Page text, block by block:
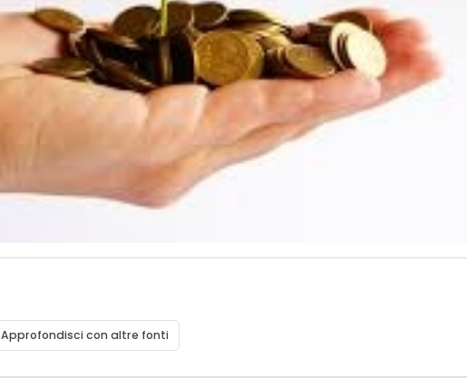
Approfondisci con altre fonti
2 2015